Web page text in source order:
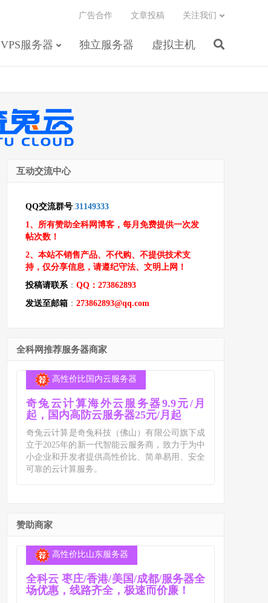
VPS服务器 独立服务器 虚拟主机
广告合作 文章投稿 关注我们
互动交流中心
QQ交流群号:31149333
1、所有赞助全科网博客，每月免费提供一次发
帖次数！
2、本站不销售产品、不代购、不提供技术支
持，仅分享信息，请遵纪守法、文明上网！
投稿请联系： QQ：273862893
发送至邮箱 ： 273862893@qq.com
全科网推荐服务器商家
高性价比国内云服务器
奇兔云计算海外云服务器9.9元/月
起，国内高防云服务器25元/月起
奇兔云计算是奇兔科技（佛山）有限公司旗下成
立于2025年的新一代智能云服务商，致力于为中
小企业和开发者提供高性价比、简单易用、安全
可靠的云计算服务。
赞助商家
高性价比山东服务器
全科云 枣庄/香港/美国/成都/服务器全
场优惠，线路齐全，极速而价廉！